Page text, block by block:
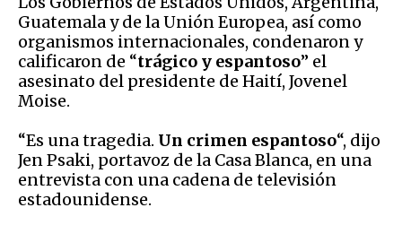
Guatemala y de la Unión Europea, así como
organismos internacionales, condenaron y
calificaron de “trágico y espantoso” el
asesinato del presidente de Haití, Jovenel
Moise.
“Es una tragedia. Un crimen espantoso“, dijo
Jen Psaki, portavoz de la Casa Blanca, en una
entrevista con una cadena de televisión
estadounidense.